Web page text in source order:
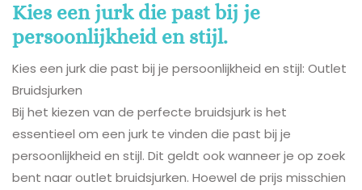
Kies een jurk die past bij je
persoonlijkheid en stijl.
Kies een jurk die past bij je persoonlijkheid en stijl: Outlet
Bruidsjurken
Bij het kiezen van de perfecte bruidsjurk is het
essentieel om een jurk te vinden die past bij je
persoonlijkheid en stijl. Dit geldt ook wanneer je op zoek
bent naar outlet bruidsjurken. Hoewel de prijs misschien